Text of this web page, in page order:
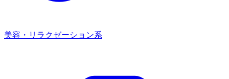
美容・リラクゼーション系